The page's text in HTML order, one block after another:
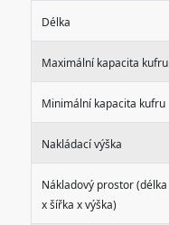
Délka
Maximální kapacita kufru
Minimální kapacita kufru
Nakládací výška
Nákladový prostor (délka
x šířka x výška)